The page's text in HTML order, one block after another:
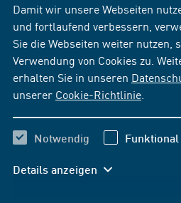
Damit wir unsere Webseiten
und fortlaufend verbessern,
Sie die Webseiten weiter nutzen,
Verwendung von Cookies zu.
erhalten Sie in unseren
unserer Cookie-Richtlinie
Notwendig Funktional
Details anzeigen